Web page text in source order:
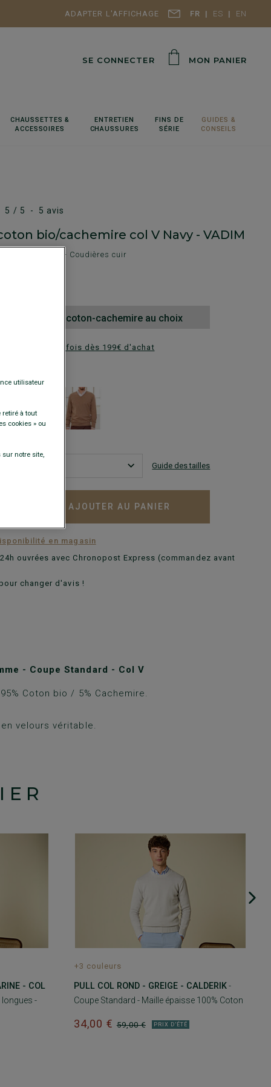
FR ES EN
ADAPTER L'AFFICHAGE
SE CONNECTER MON PANIER
CHAUSSETTES &
ACCESSOIRES
ENTRETIEN
CHAUSSURES
FINS DE
SÉRIE
GUIDES &
CONSEILS
5 / 5 - 5 avis
bio/cachemire col V Navy - VADIM
standard - Coudières cuir
pull coton ou coton-cachemire au choix
en plusieurs fois dès 199€ d'achat
Guide des tailles
AJOUTER AU PANIER
en magasin
ouvrées avec Chronopost Express (commandez avant
changer d'avis !
- Coupe Standard - Col V
Coton bio / 5% Cachemire.
velours véritable.
- COL
-
+3 couleurs
PULL COL ROND - GREIGE - CALDERIK-
Coupe Standard - Maille épaisse 100% Coton
59,00 €
34,00 € PRIX D'ÉTÉ
utilisateur
à tout
cookies » ou
notre site,